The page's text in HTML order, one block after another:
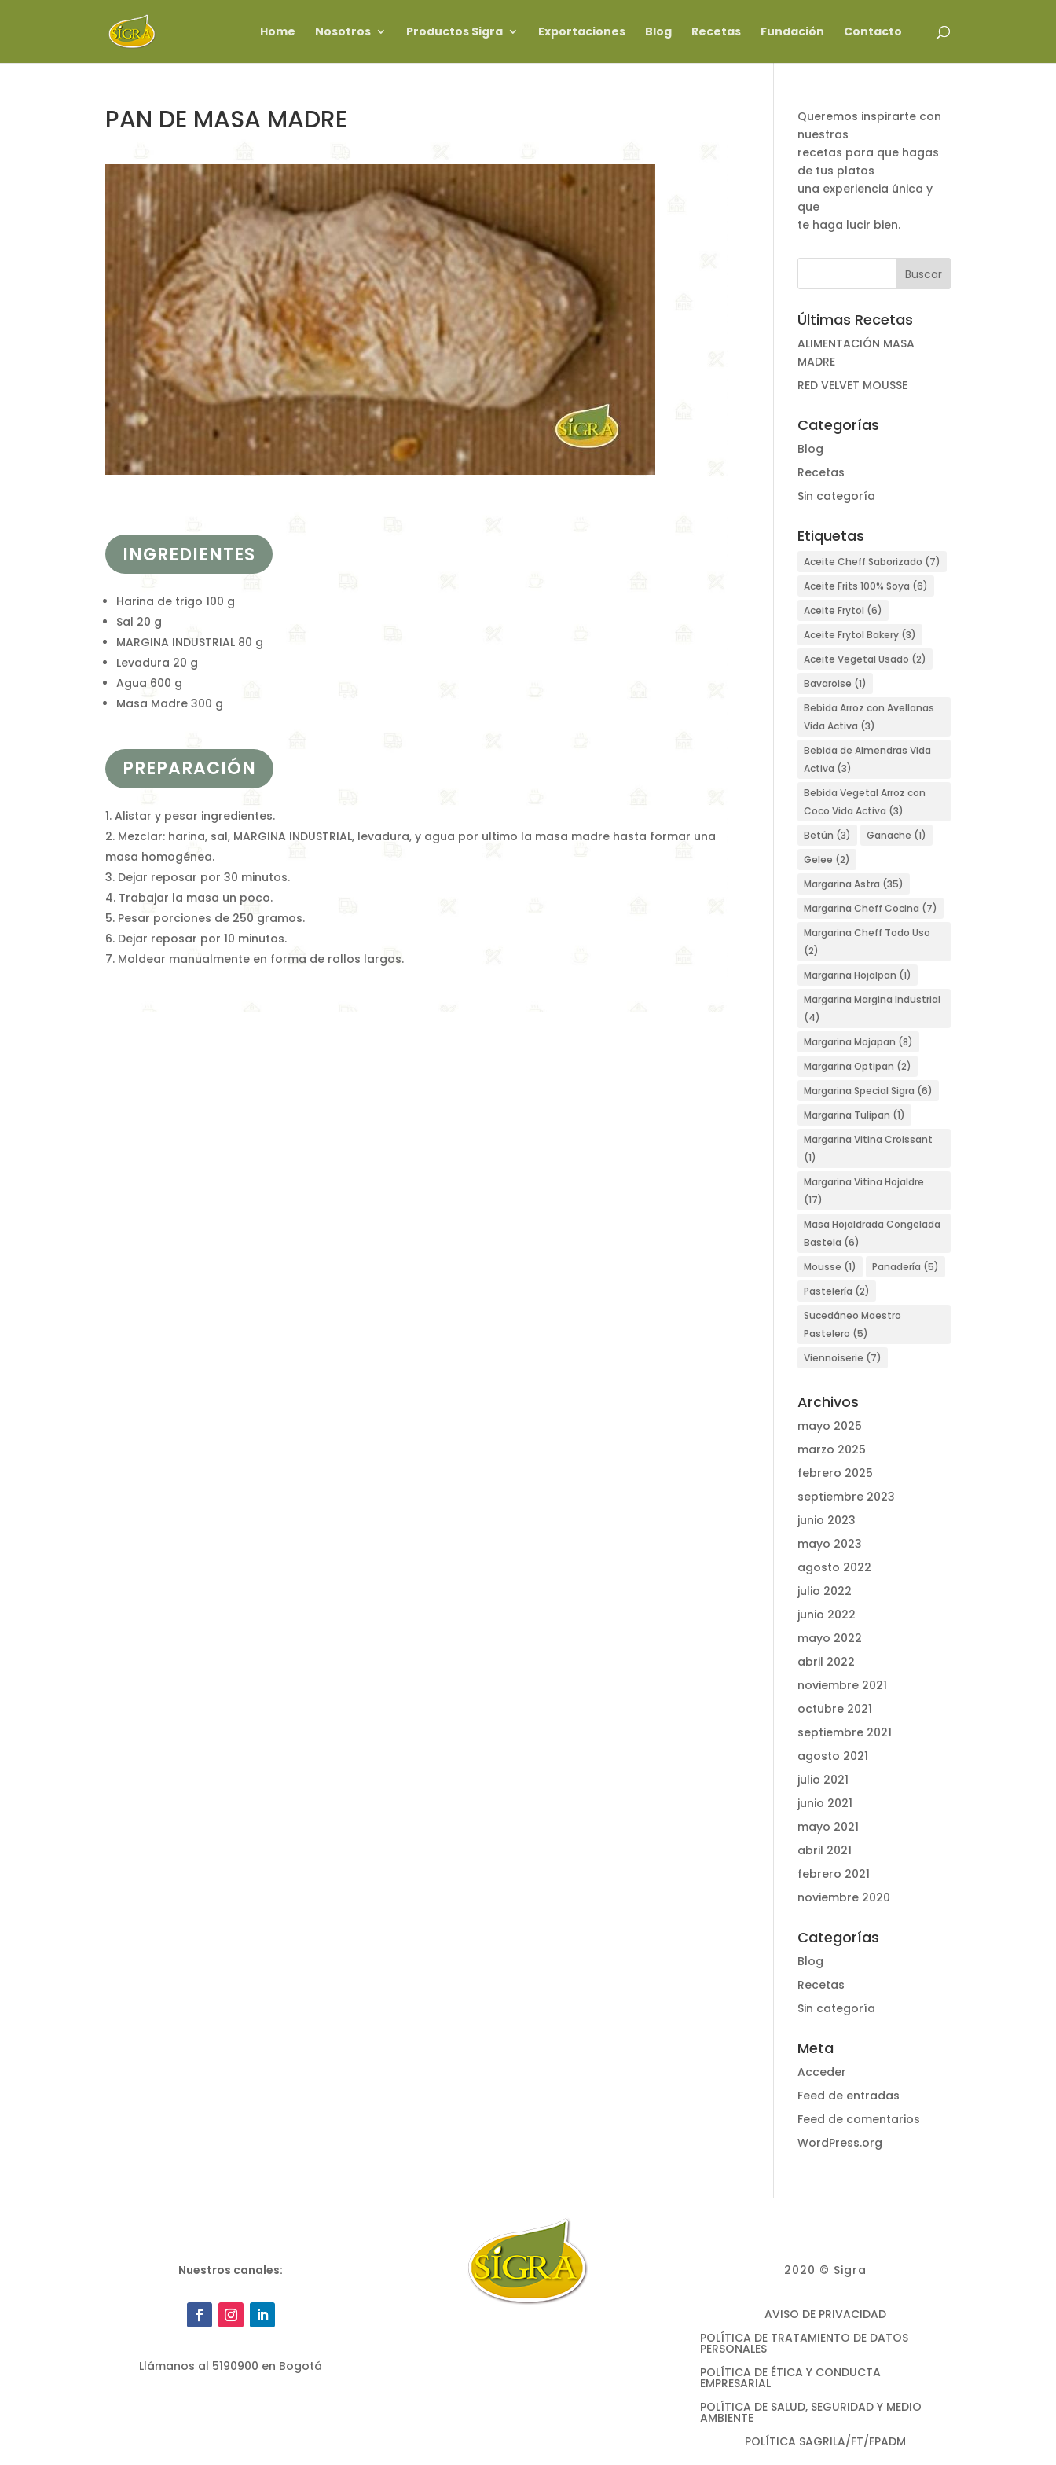
Home Nosotros Productos Sigra Exportaciones Blog Recetas Fundación Contacto
PAN DE MASA MADRE
INGREDIENTES
Harina de trigo 100 g
Sal 20 g
MARGINA INDUSTRIAL 80 g
Levadura 20 g
Agua 600 g
Masa Madre 300 g
PREPARACIÓN
Alistar y pesar ingredientes.
Mezclar: harina, sal, MARGINA INDUSTRIAL, levadura, y agua por ultimo la masa madre hasta formar una
masa homogénea.
Dejar reposar por 30 minutos.
Trabajar la masa un poco.
Pesar porciones de 250 gramos.
Dejar reposar por 10 minutos.
Moldear manualmente en forma de rollos largos.
Queremos inspirarte con
nuestras
recetas para que hagas
de tus platos
una experiencia única y
que
te haga lucir bien.
Últimas Recetas
ALIMENTACIÓN MASA
MADRE
RED VELVET MOUSSE
Categorías
Blog
Recetas
Sin categoría
Etiquetas
Aceite Cheff Saborizado (7)
Aceite Frits 100% Soya (6)
Aceite Frytol (6)
Aceite Frytol Bakery (3)
Aceite Vegetal Usado (2)
Bavaroise (1)
Bebida Arroz con Avellanas
Vida Activa (3)
Bebida de Almendras Vida
Activa (3)
Bebida Vegetal Arroz con
Coco Vida Activa (3)
Betún (3) Ganache (1)
Gelee (2)
Margarina Astra (35)
Margarina Cheff Cocina (7)
Margarina Cheff Todo Uso
(2)
Margarina Hojalpan (1)
Margarina Margina Industrial
(4)
Margarina Mojapan (8)
Margarina Optipan (2)
Margarina Special Sigra (6)
Margarina Tulipan (1)
Margarina Vitina Croissant
(1)
Margarina Vitina Hojaldre
(17)
Masa Hojaldrada Congelada
Bastela (6)
Mousse (1) Panadería (5)
Pastelería (2)
Sucedáneo Maestro
Pastelero (5)
Viennoiserie (7)
Archivos
mayo 2025
marzo 2025
febrero 2025
septiembre 2023
junio 2023
mayo 2023
agosto 2022
julio 2022
junio 2022
mayo 2022
abril 2022
noviembre 2021
octubre 2021
septiembre 2021
agosto 2021
julio 2021
junio 2021
mayo 2021
abril 2021
febrero 2021
noviembre 2020
Categorías
Blog
Recetas
Sin categoría
Meta
Acceder
Feed de entradas
Feed de comentarios
WordPress.org
Nuestros canales:
Llámanos al 5190900 en Bogotá
2020 © Sigra
AVISO DE PRIVACIDAD
POLÍTICA DE TRATAMIENTO DE DATOS
PERSONALES
POLÍTICA DE ÉTICA Y CONDUCTA
EMPRESARIAL
POLÍTICA DE SALUD, SEGURIDAD Y MEDIO
AMBIENTE
POLÍTICA SAGRILA/FT/FPADM